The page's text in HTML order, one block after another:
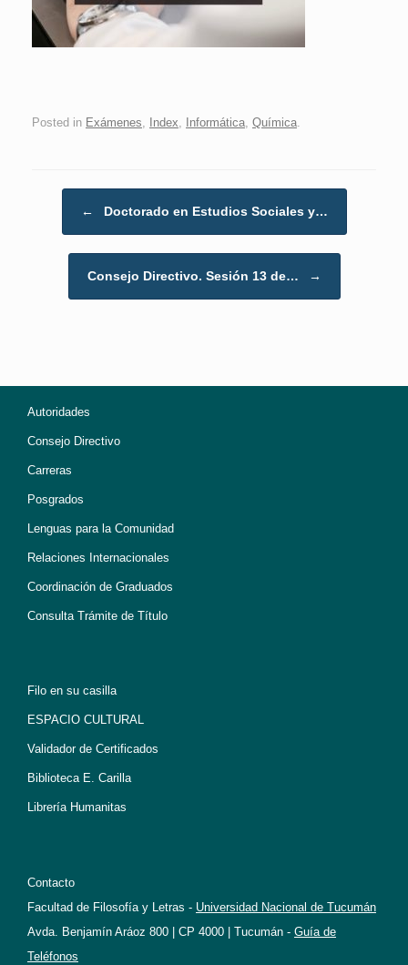
Posted in Exámenes, Index, Informática, Química.
← Doctorado en Estudios Sociales y…
Consejo Directivo. Sesión 13 de… →
Autoridades
Consejo Directivo
Carreras
Posgrados
Lenguas para la Comunidad
Relaciones Internacionales
Coordinación de Graduados
Consulta Trámite de Título
Filo en su casilla
ESPACIO CULTURAL
Validador de Certificados
Biblioteca E. Carilla
Librería Humanitas
Contacto
Facultad de Filosofía y Letras - Universidad Nacional de Tucumán
Avda. Benjamín Aráoz 800 | CP 4000 | Tucumán - Guía de
Teléfonos